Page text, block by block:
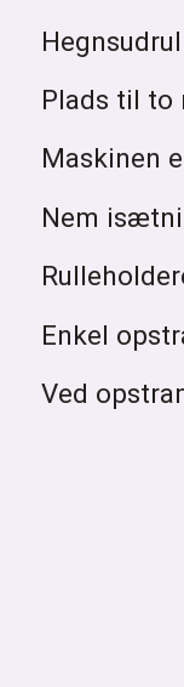
Plads til to
Maskinen
Nem
Enkel
Ved